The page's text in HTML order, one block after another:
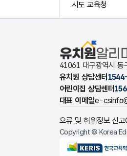
시도 교육청
유치원알리미
41061 대구광역시 동
유치원 상담센터
어린이집 상담센터
대표 이메일e-
오류 및 허위정보 신고
Copyright © Korea
KERIS한국교육학